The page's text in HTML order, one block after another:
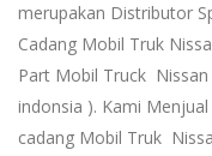
merupakan Distributor
Cadang Mobil Truk
Part Mobil Truck
indonsia ). Kami
cadang Mobil Truk